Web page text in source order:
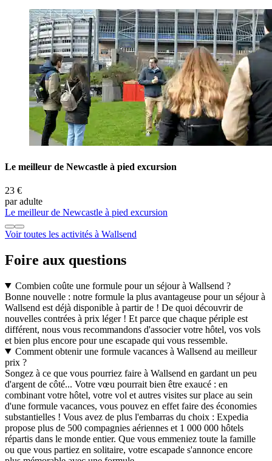
Le meilleur de Newcastle à pied excursion
23 €
par adulte
Le meilleur de Newcastle à pied excursion
Voir toutes les activités à Wallsend
Foire aux questions
Combien coûte une formule pour un séjour à Wallsend ?
Bonne nouvelle : notre formule la plus avantageuse pour un séjour à
Wallsend est déjà disponible à partir de ! De quoi découvrir de
nouvelles contrées à prix léger ! Et parce que chaque périple est
différent, nous vous recommandons d'associer votre hôtel, vos vols
et bien plus encore pour une escapade qui vous ressemble.
Comment obtenir une formule vacances à Wallsend au meilleur
prix ?
Songez à ce que vous pourriez faire à Wallsend en gardant un peu
d'argent de côté... Votre vœu pourrait bien être exaucé : en
combinant votre hôtel, votre vol et autres visites sur place au sein
d'une formule vacances, vous pouvez en effet faire des économies
substantielles ! Vous avez de plus l'embarras du choix : Expedia
propose plus de 500 compagnies aériennes et 1 000 000 hôtels
répartis dans le monde entier. Que vous emmeniez toute la famille
ou que vous partiez en solitaire, votre escapade s'annonce encore